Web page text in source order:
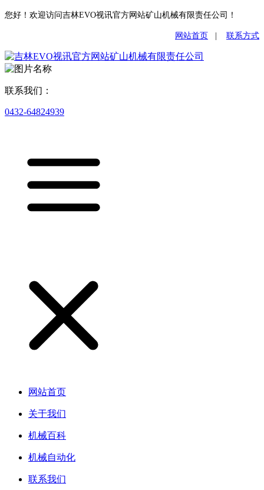
您好！欢迎访问吉林EVO视讯官方网站矿山机械有限责任公司！
网站首页 联系方式
联系我们：
0432-64824939
网站首页
关于我们
机械百科
机械自动化
联系我们